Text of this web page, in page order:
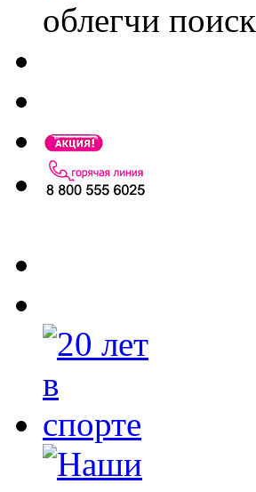
облегчи поиск